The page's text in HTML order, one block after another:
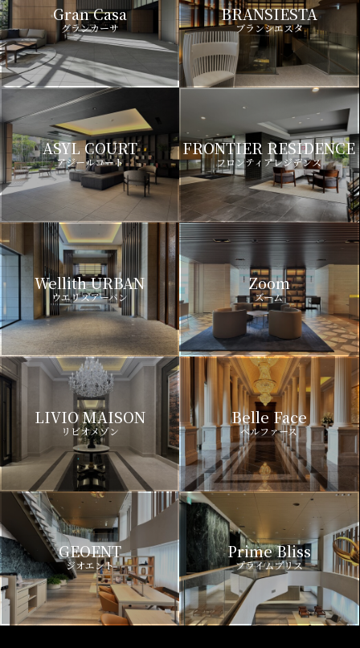
Gran Casa
グランカーサ
BRANSIESTA
ブランシエスタ
ASYL COURT
アジールコート
FRONTIER RESIDENCE
フロンティアレジデンス
Wellith URBAN
ウエリスアーバン
Zoom
ズーム
LIVIO MAISON
リビオメゾン
Belle Face
ベルファース
GEOENT
ジオエント
Prime Bliss
プライムブリス